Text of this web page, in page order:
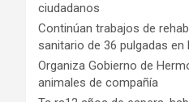
ciudadanos
Continúan trabajos de
sanitario de 36 pulgadas en
Organiza Gobierno de
animales de compañía